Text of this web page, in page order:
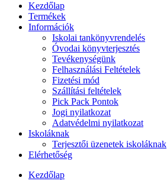
Kezdőlap
Termékek
Információk
Iskolai tankönyvrendelés
Óvodai könyvterjesztés
Tevékenységünk
Felhasználási Feltételek
Fizetési mód
Szállítási feltételek
Pick Pack Pontok
Jogi nyilatkozat
Adatvédelmi nyilatkozat
Iskoláknak
Terjesztői üzenetek iskoláknak
Elérhetőség
Kezdőlap